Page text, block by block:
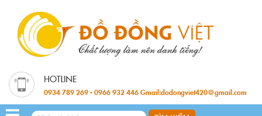
0934 789 269 - 0966 932 446 Gmail:dodongviet420@gmail.com